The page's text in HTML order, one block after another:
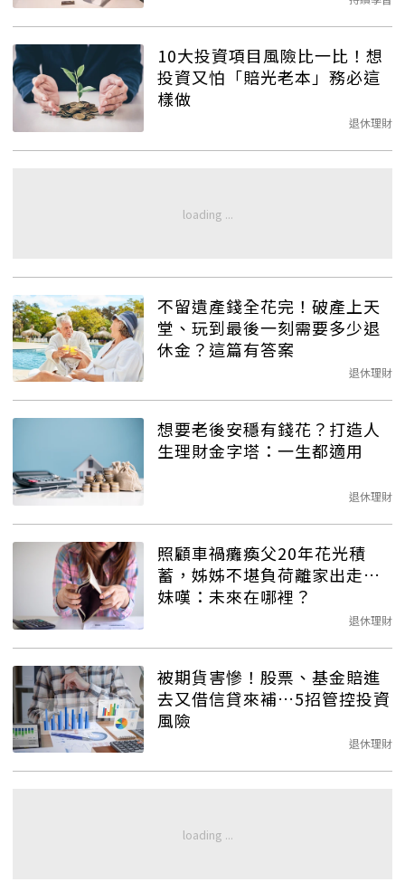
10大投資項目風險比一比！想
投資又怕「賠光老本」務必這
樣做
退休理財
不留遺產錢全花完！破產上天
堂、玩到最後一刻需要多少退
休金？這篇有答案
退休理財
想要老後安穩有錢花？打造人
生理財金字塔：一生都適用
退休理財
照顧車禍癱瘓父20年花光積
蓄，姊姊不堪負荷離家出走…
妹嘆：未來在哪裡？
退休理財
被期貨害慘！股票、基金賠進
去又借信貸來補…5招管控投資
風險
退休理財